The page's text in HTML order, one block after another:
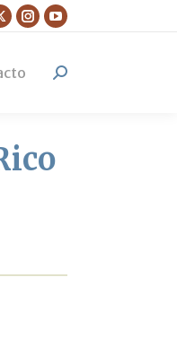
Instagram
opens
YouTube
opens
Search: